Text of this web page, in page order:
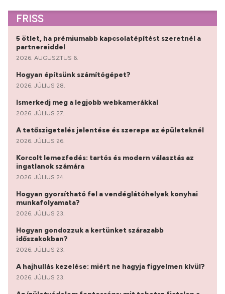
FRISS
5 ötlet, ha prémiumabb kapcsolatépítést szeretnél a
partnereiddel
2026. AUGUSZTUS 6.
Hogyan építsünk számítógépet?
2026. JÚLIUS 28.
Ismerkedj meg a legjobb webkamerákkal
2026. JÚLIUS 27.
A tetőszigetelés jelentése és szerepe az épületeknél
2026. JÚLIUS 26.
Korcolt lemezfedés: tartós és modern választás az
ingatlanok számára
2026. JÚLIUS 24.
Hogyan gyorsítható fel a vendéglátóhelyek konyhai
munkafolyamata?
2026. JÚLIUS 23.
Hogyan gondozzuk a kertünket szárazabb
időszakokban?
2026. JÚLIUS 23.
A hajhullás kezelése: miért ne hagyja figyelmen kívül?
2026. JÚLIUS 23.